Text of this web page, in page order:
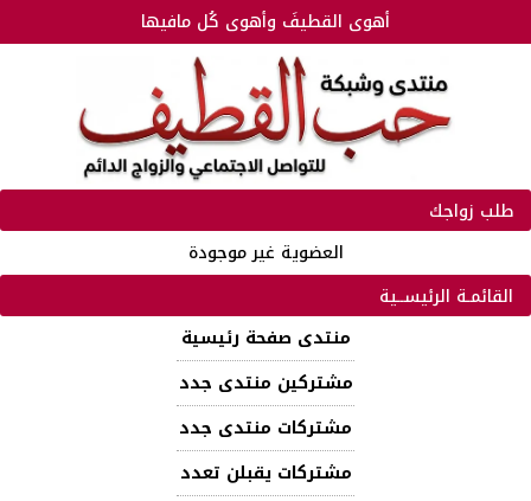
أهوى القطيفَ وأهوى كُل مافيها
طلب زواجك
العضوية غير موجودة
القائمـة الرئيســية
منتدى صفحة رئيسية
مشتركين منتدى جدد
مشتركات منتدى جدد
مشتركات يقبلن تعدد